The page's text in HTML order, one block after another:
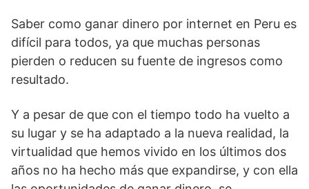
Saber como ganar dinero por internet en Peru es
difícil para todos, ya que muchas personas
pierden o reducen su fuente de ingresos como
resultado.
Y a pesar de que con el tiempo todo ha vuelto a
su lugar y se ha adaptado a la nueva realidad, la
virtualidad que hemos vivido en los últimos dos
años no ha hecho más que expandirse, y con ella